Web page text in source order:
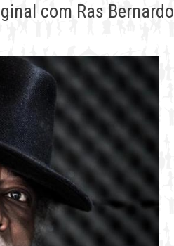
com Ras Bernardo